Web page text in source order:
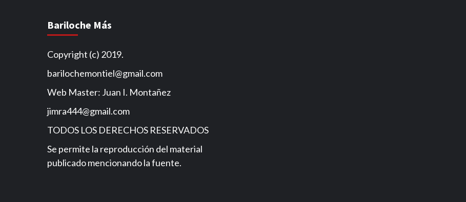
Bariloche Más
Copyright (c) 2019.
barilochemontiel@gmail.com
Web Master: Juan I. Montañez
jimra444@gmail.com
TODOS LOS DERECHOS RESERVADOS
Se permite la reproducción del material
publicado mencionando la fuente.